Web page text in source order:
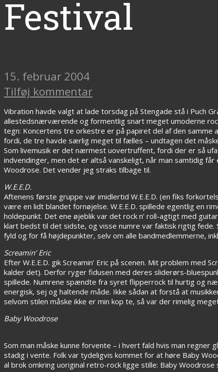
Festival
15. februar 2004
Tilføj kommentar
Vibration havde valgt at lade torsdag på Stengade stå i Puch
allestedsnærværende og formentlig snart meget umoderne
tegn: Koncertens tre orkestre er på papiret del af den samme
fordi, de tre havde særlig meget til fælles – undtagen det
Som livemusik er det nærmest uovertruffent, fordi der er så
indvendinger, men det er altså vanskeligt, når man samtidig
Woodrose. Det vender jeg straks tilbage til.
W.E.E.D.
Aftenens første gruppe var imidlertid W.E.E.D. (en fiks
være en lidt blandet fornøjelse. W.E.E.D. spillede egentlig en
holdepunkt. Det ene øjeblik var det rock n’ roll-agtigt med
klart bedst til det sidste, og visse numre var faktisk rigtig
fyld og for få højdepunkter, selv om alle bandmedlemmerne,
Screamin’ Eric
Efter W.E.E.D. gik Screamin’ Eric på scenen. Mit problem med
kalder det). Derfor ryger fidusen med deres sliderørs-
spillede. Numrene spændte fra syret flipperrock til hurtig og
energisk, sej og haltende måde. Ikke sådan at forstå at
selvom stilen måske ikke er min kop te, så var der rimelig
Baby Woodrose
Som man måske kunne forvente – i hvert fald hvis man
stadig i vente. Folk var tydeligvis kommet for at høre Baby
al brok omkring uoriginal retro-rock ligge stille: Baby